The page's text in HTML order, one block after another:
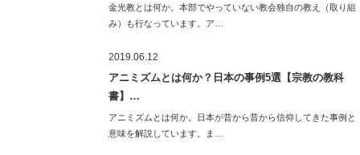
金光教とは何か。本部でやっていない教会独自の教え（取り組
み）も行なっています。ア…
2019.06.12
アニミズムとは何か？日本の事例5選【宗教の教科
書】…
アニミズムとは何か。日本が昔から昔から信仰してきた事例と
意味を解説しています。ま…